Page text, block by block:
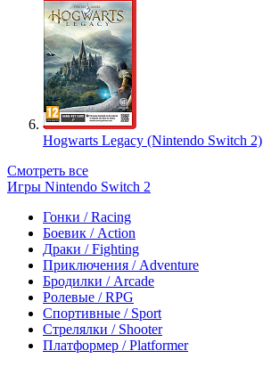
Hogwarts Legacy (Nintendo Switch 2)
Смотреть все
Игры Nintendo Switch 2
Гонки / Racing
Боевик / Action
Драки / Fighting
Приключения / Adventure
Бродилки / Arcade
Ролевые / RPG
Спортивные / Sport
Стрелялки / Shooter
Платформер / Platformer